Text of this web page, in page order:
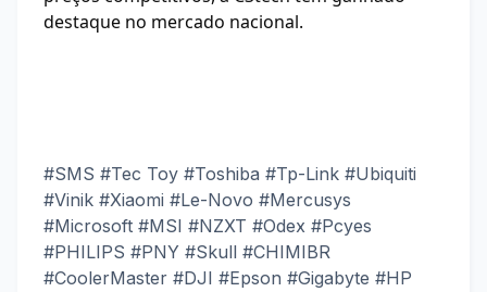
destaque no mercado nacional.
#SMS #Tec Toy #Toshiba #Tp-Link #Ubiquiti
#Vinik #Xiaomi #Le-Novo #Mercusys
#Microsoft #MSI #NZXT #Odex #Pcyes
#PHILIPS #PNY #Skull #CHIMIBR
#CoolerMaster #DJI #Epson #Gigabyte #HP